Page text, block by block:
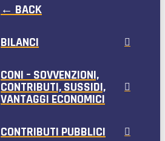
← BACK
BILANCI
CONI – SOVVENZIONI,
CONTRIBUTI, SUSSIDI,
VANTAGGI ECONOMICI
CONTRIBUTI PUBBLICI